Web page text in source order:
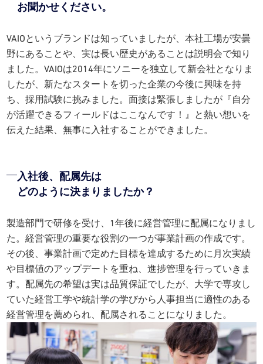
お聞かせください。
VAIOというブランドは知っていましたが、本社工場が安曇
野にあることや、実は長い歴史があることは説明会で知り
ました。VAIOは2014年にソニーを独立して新会社となりま
したが、新たなスタートを切った企業の今後に興味を持
ち、採用試験に挑みました。面接は緊張しましたが『自分
が活躍できるフィールドはここなんです！』と熱い想いを
伝えた結果、無事に入社することができました。
入社後、配属先は
どのように決まりましたか？
製造部門で研修を受け、1年後に経営管理に配属になりまし
た。経営管理の重要な役割の一つが事業計画の作成です。
その後、事業計画で定めた目標を達成するために月次実績
や目標値のアップデートを重ね、進捗管理を行っていきま
す。配属先の希望は実は品質保証でしたが、大学で専攻し
ていた経営工学や統計学の学びから人事担当に適性のある
経営管理を薦められ、配属されることになりました。